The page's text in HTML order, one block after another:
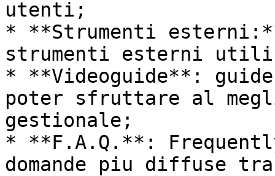
utenti;
* **Strumenti
strumenti esterni
* **Videoguide**:
poter sfruttare al
gestionale;
* **F.A.Q.**:
domande piu diffuse